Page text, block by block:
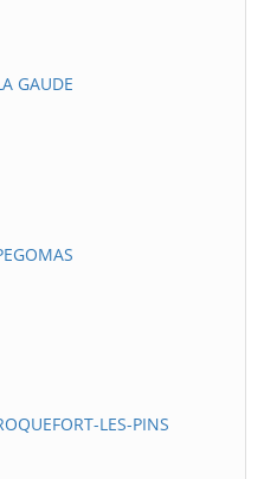
GAUDE
LES-PINS